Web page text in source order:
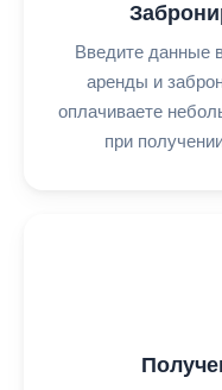
Введите данные
аренды и
оплачиваете
при